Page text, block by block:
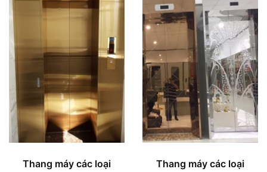
Thang máy các loại
Thang máy các loại